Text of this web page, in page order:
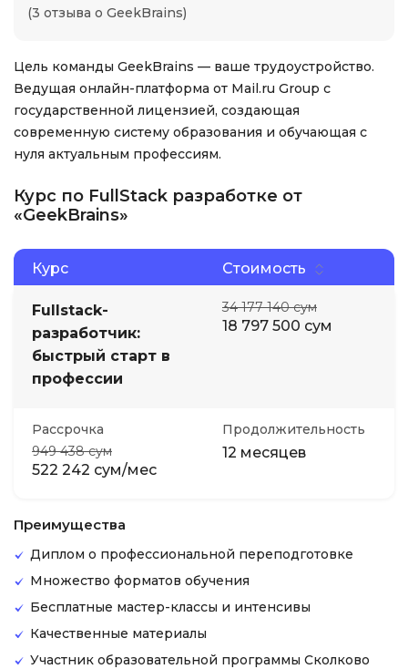
(3 отзыва о GeekBrains)
Цель команды GeekBrains — ваше трудоустройство.
Ведущая онлайн-платформа от Mail.ru Group с
государственной лицензией, создающая
современную систему образования и обучающая с
нуля актуальным профессиям.
Курс по FullStack разработке от
«GeekBrains»
Курс Стоимость
Fullstack-
разработчик:
быстрый старт в
профессии
34 177 140 сум
18 797 500 сум
Рассрочка
949 438 сум
522 242 сум/мес
Продолжительность
12 месяцев
Преимущества
Диплом о профессиональной переподготовке
Множество форматов обучения
Бесплатные мастер-классы и интенсивы
Качественные материалы
Участник образовательной программы Сколково